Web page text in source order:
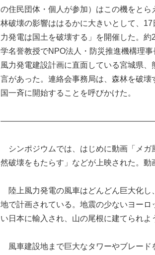
の住民団体・個人が参加）はこの機をと
林破壊の影響ははるかに大きいとして、
力発電は国土を破壊する」を開催した。
学名誉教授でNPO法人・防災推進機構理
風力発電建設計画に直面している宮城県
言があった。連絡会事務局は、森林を破
国一斉に開始することを呼びかけた。
シンポジウムでは、はじめに動画「メガ
然破壊をもたらす」などが上映された。動
陸上風力発電の風車はどんどん巨大化し
地で計画されている。地震の少ないヨー
い日本に輸入され、山の尾根に建てられよ
風車建設地まで巨大なタワーやブレード